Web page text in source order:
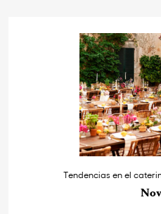
Tendencias en el